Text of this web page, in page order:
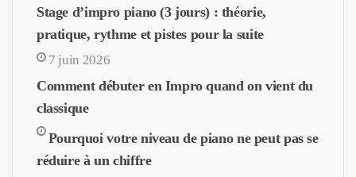
Stage d’impro piano (3 jours) : théorie,
pratique, rythme et pistes pour la suite
7 juin 2026
Comment débuter en Impro quand on vient du
classique
Pourquoi votre niveau de piano ne peut pas se
réduire à un chiffre